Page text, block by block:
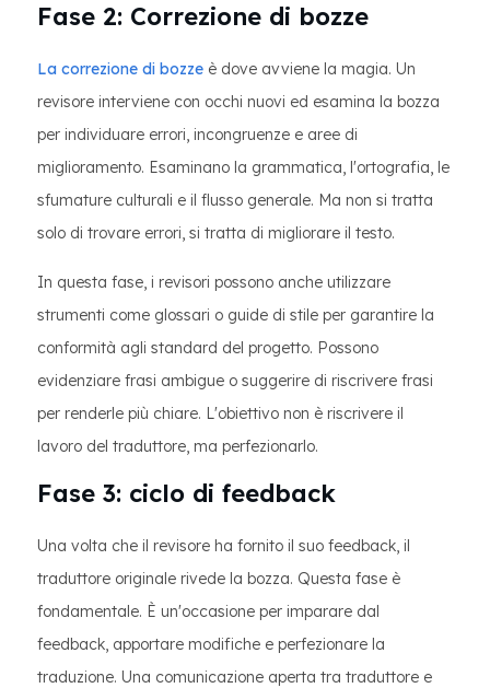
Fase 2: Correzione di bozze
La correzione di bozze è dove avviene la magia. Un
revisore interviene con occhi nuovi ed esamina la bozza
per individuare errori, incongruenze e aree di
miglioramento. Esaminano la grammatica, l'ortografia, le
sfumature culturali e il flusso generale. Ma non si tratta
solo di trovare errori, si tratta di migliorare il testo.
In questa fase, i revisori possono anche utilizzare
strumenti come glossari o guide di stile per garantire la
conformità agli standard del progetto. Possono
evidenziare frasi ambigue o suggerire di riscrivere frasi
per renderle più chiare. L'obiettivo non è riscrivere il
lavoro del traduttore, ma perfezionarlo.
Fase 3: ciclo di feedback
Una volta che il revisore ha fornito il suo feedback, il
traduttore originale rivede la bozza. Questa fase è
fondamentale. È un'occasione per imparare dal
feedback, apportare modifiche e perfezionare la
traduzione. Una comunicazione aperta tra traduttore e